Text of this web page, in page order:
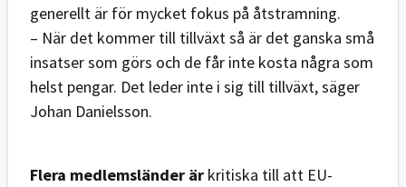
generellt är för mycket fokus på åtstramning.
– När det kommer till tillväxt så är det ganska små
insatser som görs och de får inte kosta några som
helst pengar. Det leder inte i sig till tillväxt, säger
Johan Danielsson.
Flera medlemsländer är kritiska till att EU-